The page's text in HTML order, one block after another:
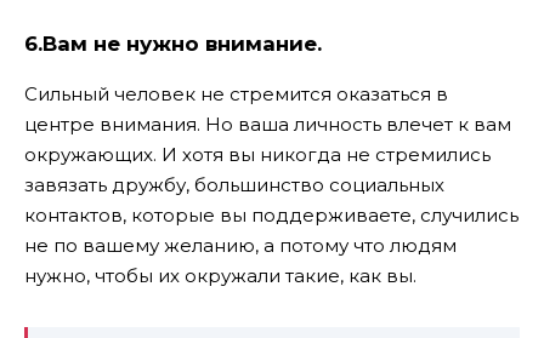
6.Вам не нужно внимание.
Сильный человек не стремится оказаться в
центре внимания. Но ваша личность влечет к вам
окружающих. И хотя вы никогда не стремились
завязать дружбу, большинство социальных
контактов, которые вы поддерживаете, случились
не по вашему желанию, а потому что людям
нужно, чтобы их окружали такие, как вы.